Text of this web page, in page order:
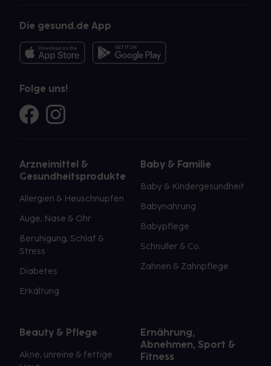
Die gesund.de App
Folge uns!
Arzneimittel &
Gesundheitsprodukte
Allergien & Heuschnupfen
Auge, Nase & Ohr
Beruhigung, Schlaf &
Stress
Diabetes
Erkältung
Baby & Familie
Baby & Kindergesundheit
Babynahrung
Babypflege
Schnuller & Co.
Zahnen & Zahnpflege
Beauty & Pflege
Akne, unreine & fettige
Ernährung,
Abnehmen, Sport &
Fitness